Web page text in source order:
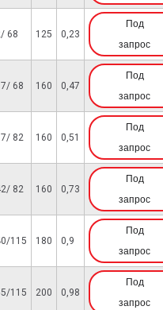
68 125 0,23
Под
запрос
68 160 0,47
Под
запрос
82 160 0,51
Под
запрос
82 160 0,73
Под
запрос
115 180 0,9
Под
запрос
115 200 0,98
Под
запрос